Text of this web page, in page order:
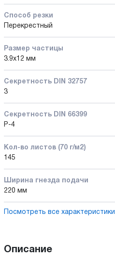
Способ резки
Перекрестный
Размер частицы
3.9x12 мм
Секретность DIN 32757
3
Секретность DIN 66399
P-4
Кол-во листов (70 г/м2)
145
Ширина гнезда подачи
220 мм
Посмотреть все характеристики
Описание